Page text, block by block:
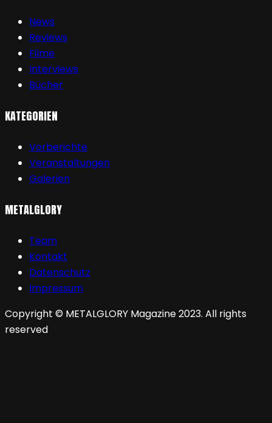
News
Reviews
Filme
Interviews
Bücher
KATEGORIEN
Vorberichte
Veranstaltungen
Galerien
METALGLORY
Team
Kontakt
Datenschutz
Impressum
Copyright © METALGLORY Magazine 2023. All rights
reserved